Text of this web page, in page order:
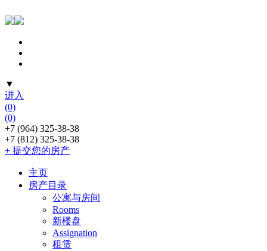
▼
进入
(0)
(0)
+7 (964) 325-38-38
+7 (812) 325-38-38
+ 提交您的房产
主页
房产目录
公寓与房间
Rooms
新楼盘
Assignation
租赁